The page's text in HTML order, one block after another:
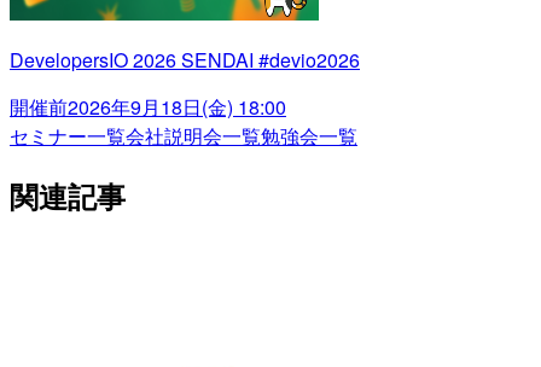
DevelopersIO 2026 SENDAI #devio2026
開催前2026年9月18日(金) 18:00
セミナー一覧会社説明会一覧勉強会一覧
関連記事